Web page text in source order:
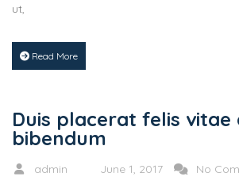
ut,
Read More
Duis placerat felis vitae
bibendum
admin June 1, 2017 No